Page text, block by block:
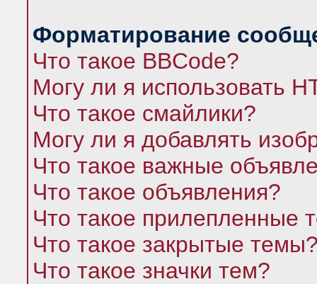
Форматирование
Что такое BBCode?
Могу ли я использовать
Что такое смайлики?
Могу ли я добавлять
Что такое важные
Что такое объявления?
Что такое прилепленные
Что такое закрытые
Что такое значки тем?